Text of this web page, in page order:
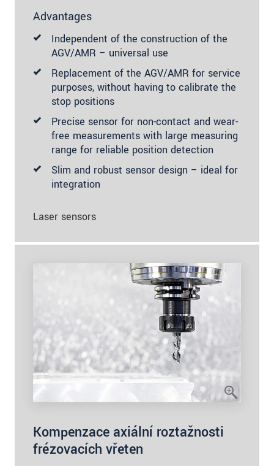
Advantages
Independent of the construction of the
AGV/AMR – universal use
Replacement of the AGV/AMR for service
purposes, without having to calibrate the
stop positions
Precise sensor for non-contact and wear-
free measurements with large measuring
range for reliable position detection
Slim and robust sensor design – ideal for
integration
Laser sensors
Kompenzace axiální roztažnosti
frézovacích vřeten